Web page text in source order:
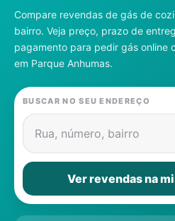
Notícias
Cadastre-se
Gás
Contatos
Compare revendas de gás de
bairro. Veja preço, prazo de
pagamento para pedir gás online
em Parque Anhumas.
BUSCAR NO SEU ENDEREÇO
Rua, número, bairro
Ver revendas na